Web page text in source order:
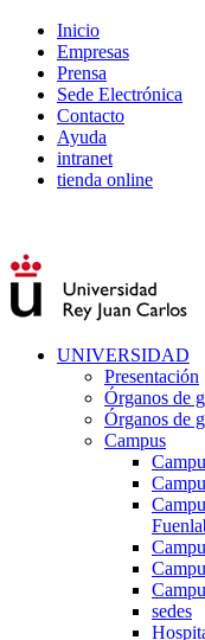
Inicio
Empresas
Prensa
Sede Electrónica
Contacto
Ayuda
intranet
tienda online
UNIVERSIDAD
Presentación
Órganos de
Órganos de
Campus
sedes